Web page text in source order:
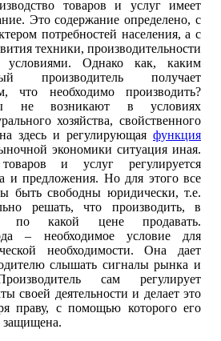
товаров и услуг имеет
Это содержание определено, с
потребностей населения, а с
техники, производительности
условиями. Однако как, каким
производитель получает
необходимо производить?
не возникают в условиях
хозяйства, свойственного
здесь и регулирующая функция
экономики ситуация иная.
и услуг регулируется
и предложения. Но для этого все
быть свободны юридически, т.е.
решать, что производить, в
по какой цене продавать.
– необходимое условие для
необходимости. Она дает
слышать сигналы рынка и
сам регулирует
своей деятельности и делает это
праву, с помощью которого его
защищена.